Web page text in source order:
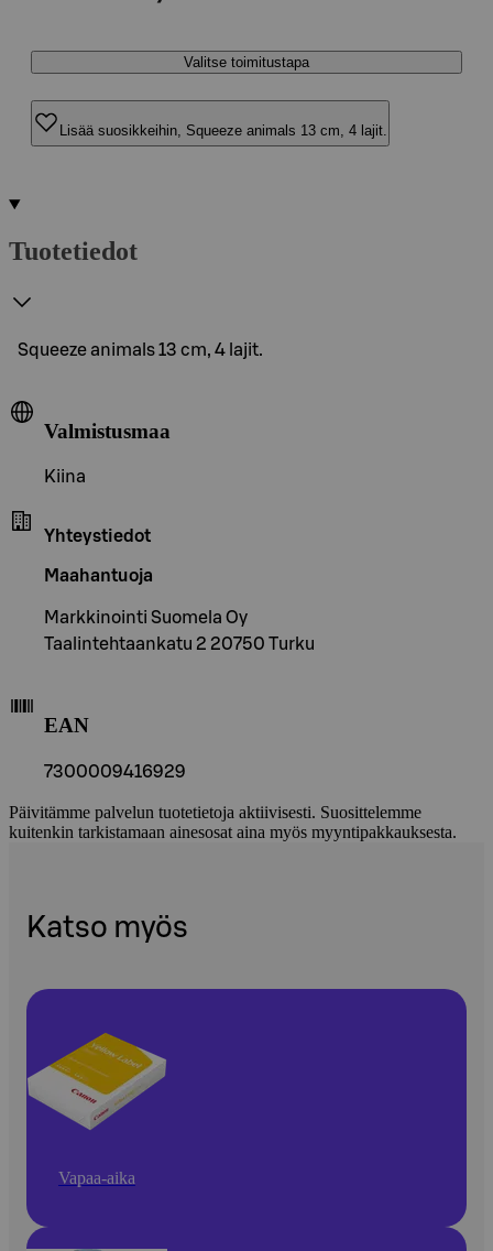
Valitse toimitustapa
Lisää suosikkeihin, Squeeze animals 13 cm, 4 lajit.
Tuotetiedot
Squeeze animals 13 cm, 4 lajit.
Valmistusmaa
Kiina
Yhteystiedot
Maahantuoja
Markkinointi Suomela Oy
Taalintehtaankatu 2 20750 Turku
EAN
7300009416929
Päivitämme palvelun tuotetietoja aktiivisesti. Suosittelemme
kuitenkin tarkistamaan ainesosat aina myös myyntipakkauksesta.
Katso myös
Vapaa-aika